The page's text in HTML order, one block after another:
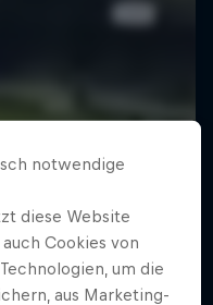
notwendige
diese Website
Cookies von
um die
aus Marketing-